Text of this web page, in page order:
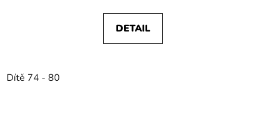
DETAIL
Dítě 74 - 80